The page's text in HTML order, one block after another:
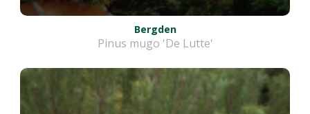
Bergden
Pinus mugo 'De Lutte'